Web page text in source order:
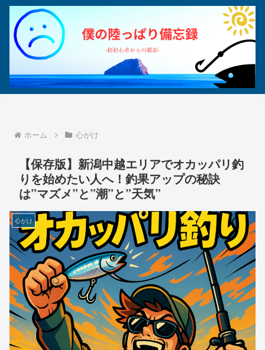
ホーム 心がけ
【保存版】新潟中越エリアでオカッパリ釣
りを始めたい人へ！釣果アップの秘訣
は”マズメ”と”潮”と”天気”
心がけ